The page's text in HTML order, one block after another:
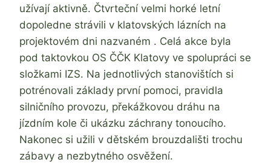
užívají aktivně. Čtvrteční velmi horké letní
dopoledne strávili v klatovských lázních na
projektovém dni nazvaném . Celá akce byla
pod taktovkou OS ČČK Klatovy ve spolupráci se
složkami IZS. Na jednotlivých stanovištích si
potrénovali základy první pomoci, pravidla
silničního provozu, překážkovou dráhu na
jízdním kole či ukázku záchrany tonoucího.
Nakonec si užili v dětském brouzdališti trochu
zábavy a nezbytného osvěžení.